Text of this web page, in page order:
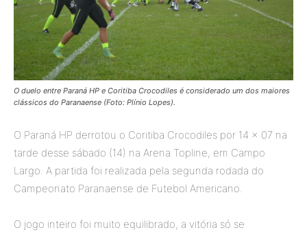
O duelo entre Paraná HP e Coritiba Crocodiles é considerado um dos maiores
clássicos do Paranaense (Foto: Plínio Lopes).
O Paraná HP derrotou o Coritiba Crocodiles por 14 x 07 na
tarde desse sábado (14) na Arena Topline, em Campo
Largo. A partida foi realizada pela segunda rodada do
Campeonato Paranaense de Futebol Americano.
O jogo inteiro foi muito equilibrado, a vitória só se